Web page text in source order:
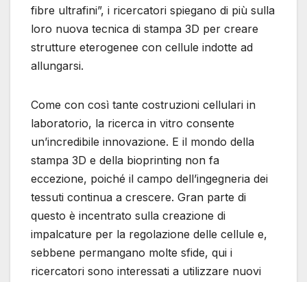
fibre ultrafini”, i ricercatori spiegano di più sulla
loro nuova tecnica di stampa 3D per creare
strutture eterogenee con cellule indotte ad
allungarsi.
Come con così tante costruzioni cellulari in
laboratorio, la ricerca in vitro consente
un’incredibile innovazione. E il mondo della
stampa 3D e della bioprinting non fa
eccezione, poiché il campo dell’ingegneria dei
tessuti continua a crescere. Gran parte di
questo è incentrato sulla creazione di
impalcature per la regolazione delle cellule e,
sebbene permangano molte sfide, qui i
ricercatori sono interessati a utilizzare nuovi